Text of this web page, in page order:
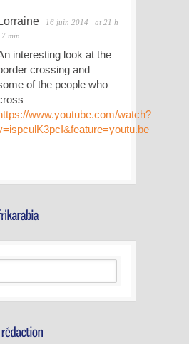
Lorraine 16 juin 2014
at 21 h
min
interesting look at the
crossing and
of the people who
www.youtube.com/watch?